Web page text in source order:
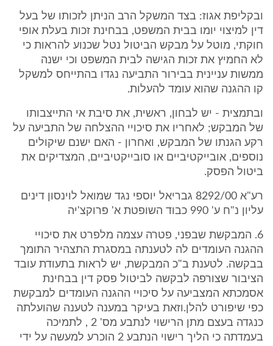
ובקליפת אגוז: בצד המשקל הרב הניתן לזכותו של בעל
דין למיצוי יומו בבית המשפט, בבחינת זכות בעלת אופי
חוקתי, מוטל על מבקש הביטול נטל שכנוע להראות כי
לא החמיץ את זכות הגישה לבית המשפט וכי ישנה
ממשות עניינית בבירור התביעה נגדו בהתייחס למשקל
קו ההגנה שהוא עומד להעלות.
ובתמצית - יש לבחון, ראשית, את סיבת אי התייצבותו
של המבקש; לאחריו את סיכויי ההצלחה של התביעה על
רקע הגנתו של המבקש, ואחרון - האם ישנם שיקולים
נוספים, אובייקטיביים או סובייקטיביים, המצדיקים את
ביטול הפסק.
רע"א 8292/00 גבריאל יוספי נגד שמואל לוינסון דינים
עליון נ"ח ע' 990 כבוד השופטת א' פרוקצ'יה
6. המבקשת שבפני, פטרה עצמה מלפרט את סיכויי
ההגנה העומדים לה לטענתה במסגרת התצהיר התומך
בבקשה. לטענת ב"כ המבקשת, יש לראות בתעודת עובד
הציבור שצורפה לבקשה לביטול פסק דין בבחינת
אסמכתא המצביעה על סיכויי ההגנה העומדים למבקשת
כפי שיפורט להלן.וזאת בעיקר במענה לטענה שהועלתה
כנגדה בעצם מתן הרישוי לנתבע מס' 2 , לתמיכה
בעמדתה כי הליך רישוי הנתבע 2 הוכרע למעשה על ידי